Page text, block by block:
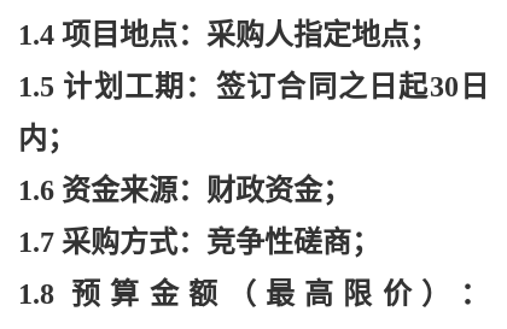
1.4 项目地点：采购人指定地点；
1.5 计划工期：签订合同之日起30日
内；
1.6 资金来源：财政资金；
1.7 采购方式：竞争性磋商；
1.8 预算金额（最高限价）：